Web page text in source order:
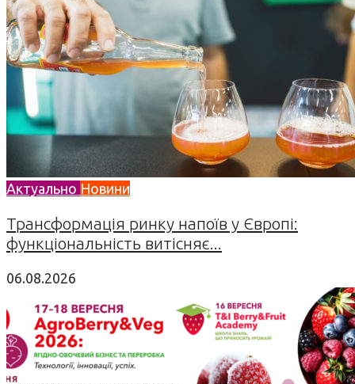
Актуально Новини
Трансформація ринку напоїв у Європі:
функціональність витісняє...
06.08.2026